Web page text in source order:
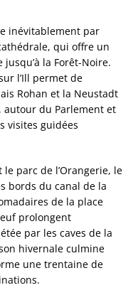
inévitablement par
qui offre un
jusqu’à la Forêt-Noire.
l’Ill permet de
Rohan et la Neustadt
autour du Parlement et
visites guidées
parc de l’Orangerie, le
bords du canal de la
de la place
prolongent
par les caves de la
hivernale culmine
une trentaine de